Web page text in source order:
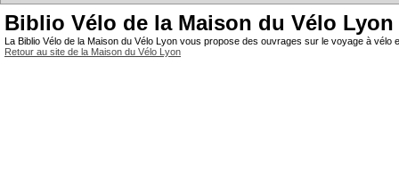
Biblio Vélo de la Maison du Vélo Lyon
La Biblio Vélo de la Maison du Vélo Lyon vous propose des ouvrages sur le voyage à
Retour au site de la Maison du Vélo Lyon